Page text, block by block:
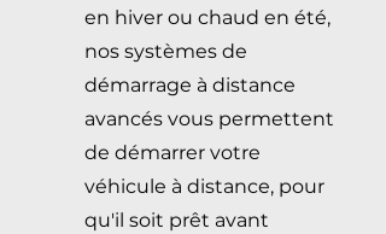
en hiver ou chaud en été,
nos systèmes de
démarrage à distance
avancés vous permettent
de démarrer votre
véhicule à distance, pour
qu'il soit prêt avant